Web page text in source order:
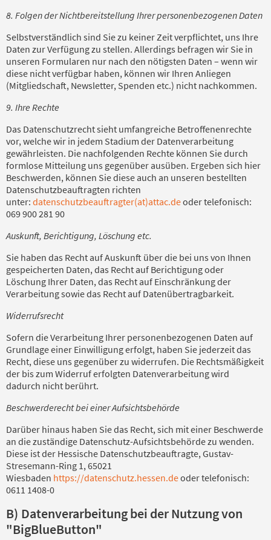
8. Folgen der Nichtbereitstellung Ihrer personenbezogenen Daten
Selbstverständlich sind Sie zu keiner Zeit verpflichtet, uns Ihre
Daten zur Verfügung zu stellen. Allerdings befragen wir Sie in
unseren Formularen nur nach den nötigsten Daten – wenn wir
diese nicht verfügbar haben, können wir Ihren Anliegen
(Mitgliedschaft, Newsletter, Spenden etc.) nicht nachkommen.
9. Ihre Rechte
Das Datenschutzrecht sieht umfangreiche Betroffenenrechte
vor, welche wir in jedem Stadium der Datenverarbeitung
gewährleisten. Die nachfolgenden Rechte können Sie durch
formlose Mitteilung uns gegenüber ausüben. Ergeben sich hier
Beschwerden, können Sie diese auch an unseren bestellten
Datenschutzbeauftragten richten
unter: datenschutzbeauftragter(at)attac.deoder telefonisch:
069 900 281 90
Auskunft, Berichtigung, Löschung etc.
Sie haben das Recht auf Auskunft über die bei uns von Ihnen
gespeicherten Daten, das Recht auf Berichtigung oder
Löschung Ihrer Daten, das Recht auf Einschränkung der
Verarbeitung sowie das Recht auf Datenübertragbarkeit.
Widerrufsrecht
Sofern die Verarbeitung Ihrer personenbezogenen Daten auf
Grundlage einer Einwilligung erfolgt, haben Sie jederzeit das
Recht, diese uns gegenüber zu widerrufen. Die Rechtsmäßigkeit
der bis zum Widerruf erfolgten Datenverarbeitung wird
dadurch nicht berührt.
Beschwerderecht bei einer Aufsichtsbehörde
Darüber hinaus haben Sie das Recht, sich mit einer Beschwerde
an die zuständige Datenschutz-Aufsichtsbehörde zu wenden.
Diese ist der Hessische Datenschutzbeauftragte, Gustav-
Stresemann-Ring 1, 65021
Wiesbaden https://datenschutz.hessen.deoder telefonisch:
0611 1408-0
B) Datenverarbeitung bei der Nutzung von
"BigBlueButton"